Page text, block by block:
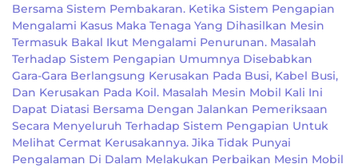
Bersama Sistem Pembakaran. Ketika Sistem Pengapian
Mengalami Kasus Maka Tenaga Yang Dihasilkan Mesin
Termasuk Bakal Ikut Mengalami Penurunan. Masalah
Terhadap Sistem Pengapian Umumnya Disebabkan
Gara-Gara Berlangsung Kerusakan Pada Busi, Kabel Busi,
Dan Kerusakan Pada Koil. Masalah Mesin Mobil Kali Ini
Dapat Diatasi Bersama Dengan Jalankan Pemeriksaan
Secara Menyeluruh Terhadap Sistem Pengapian Untuk
Melihat Cermat Kerusakannya. Jika Tidak Punyai
Pengalaman Di Dalam Melakukan Perbaikan Mesin Mobil